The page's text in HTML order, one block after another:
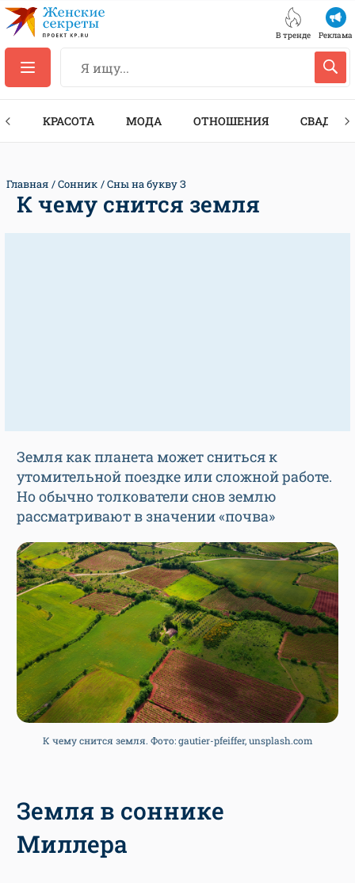
В тренде Реклама
КРАСОТА МОДА ОТНОШЕНИЯ СВАДЬБА
Главная Сонник Сны на букву З
К чему снится земля
Земля как планета может сниться к
утомительной поездке или сложной работе.
Но обычно толкователи снов землю
рассматривают в значении «почва»
К чему снится земля. Фото: gautier-pfeiffer, unsplash.com
Земля в соннике
Миллера